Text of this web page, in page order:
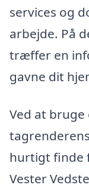
services og
arbejde. På
træffer en
gavne dit
Ved at
hurtigt finde
Vester